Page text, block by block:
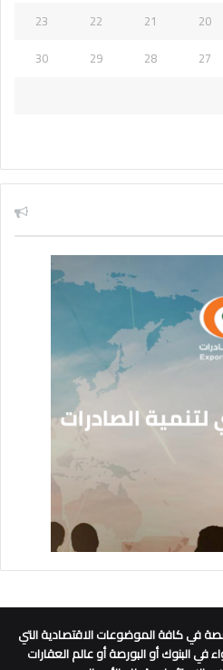
20
21
22
23
27
28
29
30
في كافة الموضوعات الاقتصادية التي
البنوك أو البورصة أو عالم العقارات